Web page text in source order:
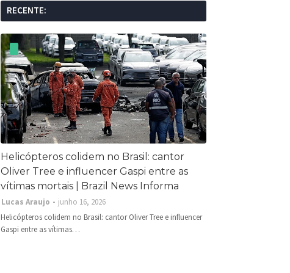
RECENTE:
Helicópteros colidem no Brasil: cantor
Oliver Tree e influencer Gaspi entre as
vítimas mortais | Brazil News Informa
Lucas Araujo
junho 16, 2026
Helicópteros colidem no Brasil: cantor Oliver Tree e influencer
Gaspi entre as vítimas…